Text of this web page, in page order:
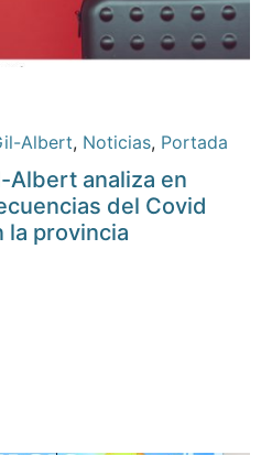
Albert, Noticias, Portada
Albert analiza en
del Covid
la provincia